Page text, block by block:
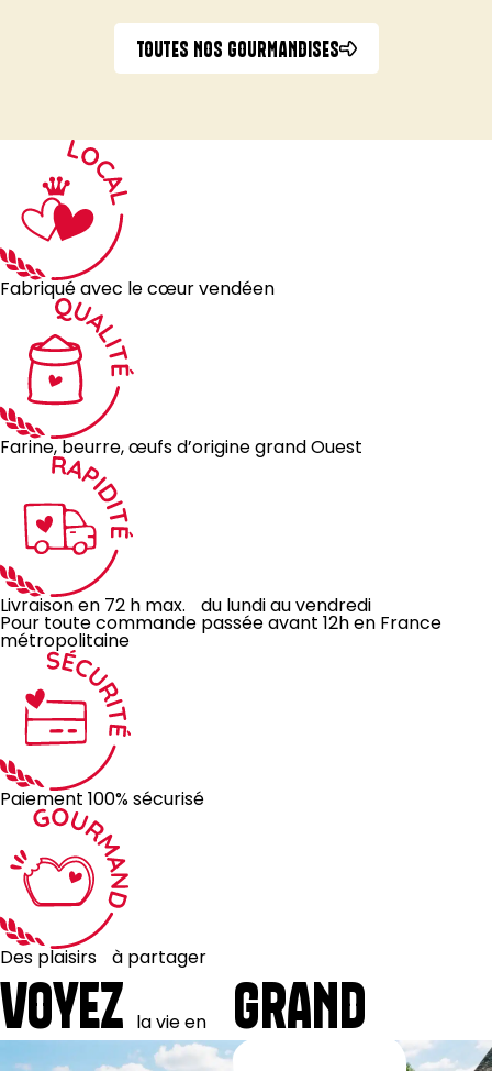
TOUTES NOS GOURMANDISES
Fabriqué avec le cœur vendéen
Farine, beurre, œufs d’origine grand Ouest
Livraison en 72 h max. du lundi au vendredi
Pour toute commande passée avant 12h en France
métropolitaine
Paiement 100% sécurisé
Des plaisirs à partager
VOYEZ lavieen GRAND